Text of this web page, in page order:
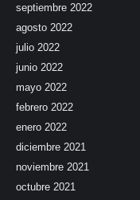
septiembre 2022
agosto 2022
julio 2022
junio 2022
mayo 2022
febrero 2022
enero 2022
diciembre 2021
noviembre 2021
octubre 2021